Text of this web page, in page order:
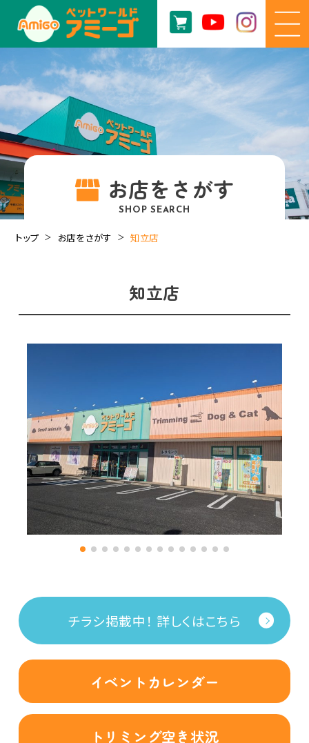
お店をさがす
SHOP SEARCH
トップ お店をさがす 知立店
知立店
チラシ掲載中！ 詳しくはこちら
イベントカレンダー
トリミング空き状況